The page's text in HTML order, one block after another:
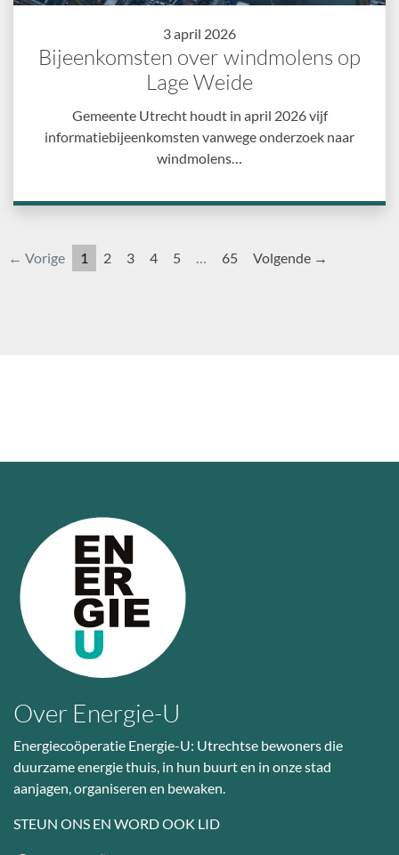
3 april 2026
Bijeenkomsten over windmolens op
Lage Weide
Gemeente Utrecht houdt in april 2026 vijf
informatiebijeenkomsten vanwege onderzoek naar
windmolens…
← Vorige 1 2 3 4 5 … 65 Volgende →
Over Energie-U
Energiecoöperatie Energie-U: Utrechtse bewoners die
duurzame energie thuis, in hun buurt en in onze stad
aanjagen, organiseren en bewaken.
STEUN ONS EN WORD OOK LID